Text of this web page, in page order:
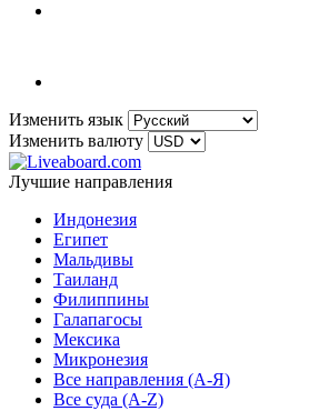
Изменить язык
Изменить валюту
Лучшие направления
Индонезия
Египет
Мальдивы
Таиланд
Филиппины
Галапагосы
Мексика
Микронезия
Все направления (A-Я)
Все суда (A-Z)